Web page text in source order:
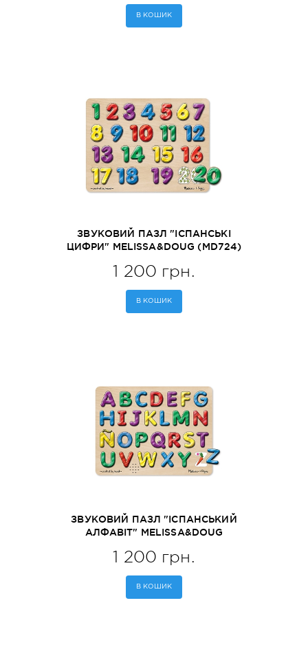
В КОШИК
ЗВУКОВИЙ ПАЗЛ "ІСПАНСЬКІ
ЦИФРИ" MELISSA&DOUG (MD724)
1 200 грн.
В КОШИК
ЗВУКОВИЙ ПАЗЛ "ІСПАНСЬКИЙ
АЛФАВІТ" MELISSA&DOUG
1 200 грн.
В КОШИК